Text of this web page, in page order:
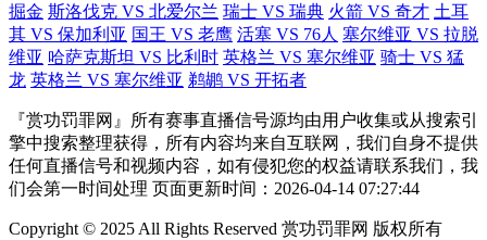
掘金 斯洛伐克 VS 北爱尔兰 瑞士 VS 瑞典 火箭 VS 奇才 土耳
其 VS 保加利亚 国王 VS 老鹰 活塞 VS 76人 塞尔维亚 VS 拉脱
维亚 哈萨克斯坦 VS 比利时 英格兰 VS 塞尔维亚 骑士 VS 猛
龙 英格兰 VS 塞尔维亚 鹈鹕 VS 开拓者
『赏功罚罪网』所有赛事直播信号源均由用户收集或从搜索引
擎中搜索整理获得，所有内容均来自互联网，我们自身不提供
任何直播信号和视频内容，如有侵犯您的权益请联系我们，我
们会第一时间处理 页面更新时间：2026-04-14 07:27:44
Copyright © 2025 All Rights Reserved 赏功罚罪网 版权所有